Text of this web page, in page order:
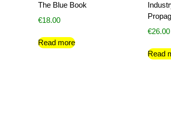
The Blue Book
€18.00
Read more
€26.00
Read